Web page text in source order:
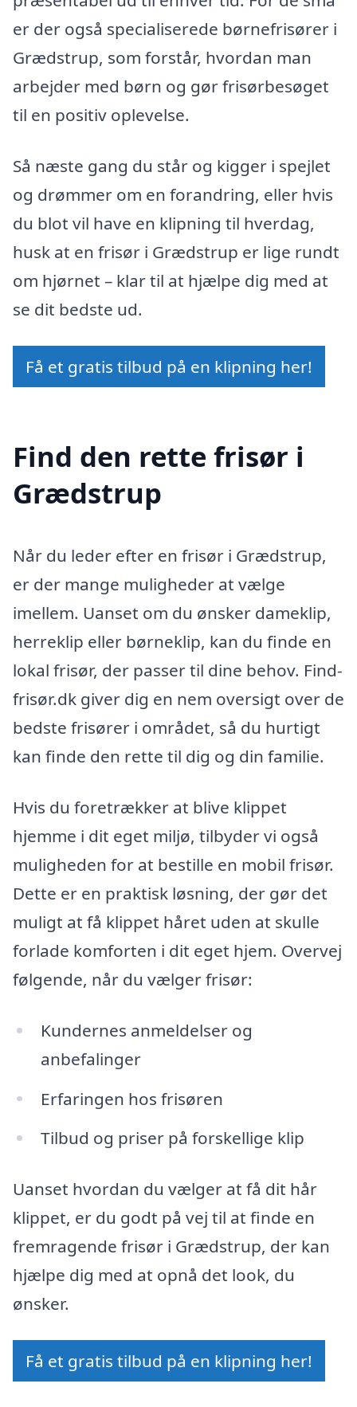
er der også specialiserede børnefrisører i
Grædstrup, som forstår, hvordan man
arbejder med børn og gør frisørbesøget
til en positiv oplevelse.
Så næste gang du står og kigger i spejlet
og drømmer om en forandring, eller hvis
du blot vil have en klipning til hverdag,
husk at en frisør i Grædstrup er lige rundt
om hjørnet – klar til at hjælpe dig med at
se dit bedste ud.
Få et gratis tilbud på en klipning her!
Find den rette frisør i
Grædstrup
Når du leder efter en frisør i Grædstrup,
er der mange muligheder at vælge
imellem. Uanset om du ønsker dameklip,
herreklip eller børneklip, kan du finde en
lokal frisør, der passer til dine behov. Find-
frisør.dk giver dig en nem oversigt over de
bedste frisører i området, så du hurtigt
kan finde den rette til dig og din familie.
Hvis du foretrækker at blive klippet
hjemme i dit eget miljø, tilbyder vi også
muligheden for at bestille en mobil frisør.
Dette er en praktisk løsning, der gør det
muligt at få klippet håret uden at skulle
forlade komforten i dit eget hjem. Overvej
følgende, når du vælger frisør:
Kundernes anmeldelser og
anbefalinger
Erfaringen hos frisøren
Tilbud og priser på forskellige klip
Uanset hvordan du vælger at få dit hår
klippet, er du godt på vej til at finde en
fremragende frisør i Grædstrup, der kan
hjælpe dig med at opnå det look, du
ønsker.
Få et gratis tilbud på en klipning her!